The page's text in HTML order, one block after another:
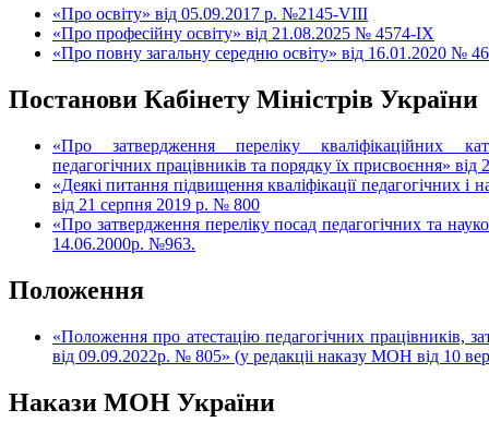
«Про освіту» від 05.09.2017 р. №2145-VIII
«Про професійну освіту» від 21.08.2025 № 4574-IX
«Про повну загальну середню освіту» від 16.01.2020 №
Постанови Кабінету Міністрів України
«Про затвердження переліку кваліфікаційних
педагогічних працівників та порядку їх присвоєння»
«Деякі питання підвищення кваліфікації педагогічних і
від 21 серпня 2019 р. № 800
«Про затвердження переліку посад педагогічних та
14.06.2000р. №963.
Положення
«Положення про атестацію педагогічних працівників,
від 09.09.2022р. № 805» (у редакціі наказу МОН від 10
Накази МОН України